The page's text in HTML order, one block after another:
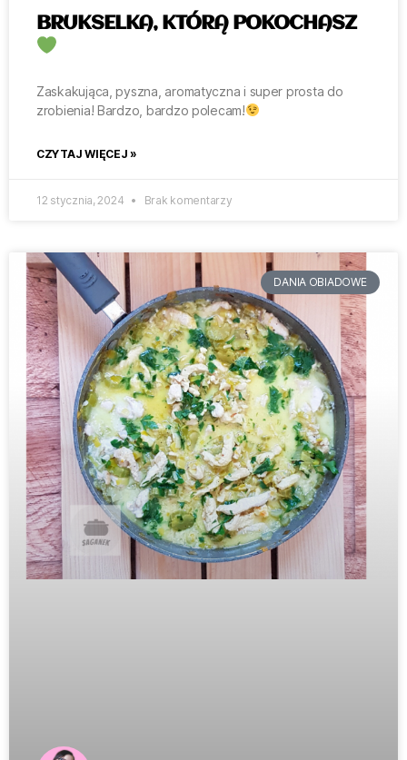
BRUKSELKA, KTÓRĄ POKOCHASZ
Zaskakująca, pyszna, aromatyczna i super prosta do
zrobienia! Bardzo, bardzo polecam!
CZYTAJ WIĘCEJ »
12 stycznia, 2024 Brak komentarzy
DANIA OBIADOWE